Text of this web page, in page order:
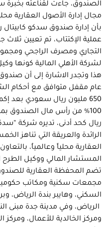
الصندوق، جاءت لقناعته بخبرة
مجال إدارة الأصول العقارية
بأن إدارة صندوق سدكو
عملية الإكتتاب، تم تعيين
التجاري ومصرف الراجحي
لشركة الأهلي المالية كونها
هذا وتجدر الاشارة إلى أن
عام مقفل متوافق مع أحكام
650 مليون ريال سعودي بعد
ريال كحد أدنى، تديره شركة
الرائدة والعريقة التي تناهز
العقارية محلياً وعالمياُ،
المستشار المالي ووكيل الطرح
تضم المحفظة العقارية
مجمعات سكنية ومكاتب حكومية
السكني، وهايبر بندة الرياض،
الرياض، وفي مدينة جدة مبنى
ومركز الخالدية للأعمال،